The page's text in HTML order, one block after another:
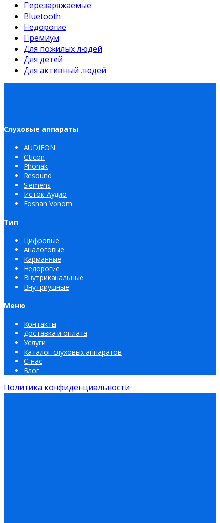
Перезаряжаемые
Bluetooth
Недорогие
Премиум
Для пожилых людей
Для детей
Для активный людей
Слуховые аппараты
AUDIFON
Oticon
Phonak
Resound
Siemens
Исток-Аудио
Foshan Vohom
Тип
Цифровые
Аналоговые
Карманные
Недорогие
Внутриканальные
Внутриушные
Меню
Контакты
Доставка и оплата
Услуги
Каталог слуховых аппаратов
О нас
Блог
Политика конфиденциальности